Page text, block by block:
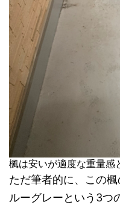
楓は安いが適度な重量感
ただ筆者的に、この
ルーグレーという3つ